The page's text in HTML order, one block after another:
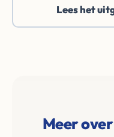
Lees het
Meer